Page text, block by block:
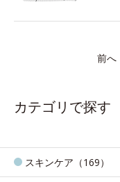
前へ
カテゴリで探す
スキンケア（169）